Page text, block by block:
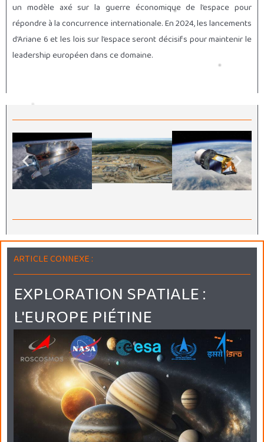
un modèle axé sur la guerre économique de l’espace pour
répondre à la concurrence internationale. En 2024, les lancements
d’Ariane 6 et les lois sur l’espace seront décisifs pour maintenir le
leadership européen dans ce domaine.
ARTICLE CONNEXE :
EXPLORATION SPATIALE :
L'EUROPE PIÉTINE